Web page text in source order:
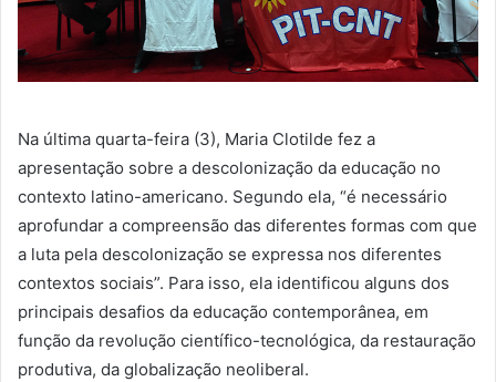
Na última quarta-feira (3), Maria Clotilde fez a
apresentação sobre a descolonização da educação no
contexto latino-americano. Segundo ela, “é necessário
aprofundar a compreensão das diferentes formas com que
a luta pela descolonização se expressa nos diferentes
contextos sociais”. Para isso, ela identificou alguns dos
principais desafios da educação contemporânea, em
função da revolução científico-tecnológica, da restauração
produtiva, da globalização neoliberal.